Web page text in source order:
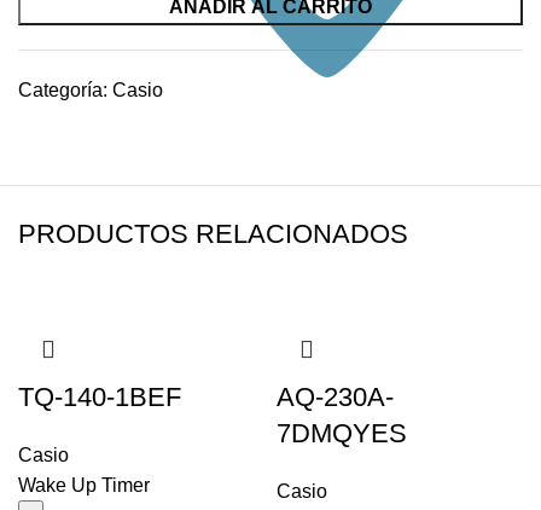
AÑADIR AL CARRITO
Categoría: Casio
PRODUCTOS RELACIONADOS
TQ-140-1BEF
Casio
Wake Up Timer
AQ-230A-
7DMQYES
Casio